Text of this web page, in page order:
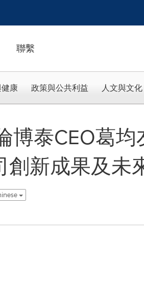
聯繫
康 政策與公共利益 人文與文化
博泰CEO葛均
新成果及未